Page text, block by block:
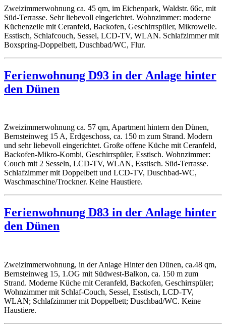
Zweizimmerwohnung ca. 45 qm, im Eichenpark, Waldstr. 66c, mit
Süd-Terrasse. Sehr liebevoll eingerichtet. Wohnzimmer: moderne
Küchenzeile mit Ceranfeld, Backofen, Geschirrspüler, Mikrowelle.
Esstisch, Schlafcouch, Sessel, LCD-TV, WLAN. Schlafzimmer mit
Boxspring-Doppelbett, Duschbad/WC, Flur.
Ferienwohnung D93 in der Anlage hinter
den Dünen
Zweizimmerwohnung ca. 57 qm, Apartment hintern den Dünen,
Bernsteinweg 15 A, Erdgeschoss, ca. 150 m zum Strand. Modern
und sehr liebevoll eingerichtet. Große offene Küche mit Ceranfeld,
Backofen-Mikro-Kombi, Geschirrspüler, Esstisch. Wohnzimmer:
Couch mit 2 Sesseln, LCD-TV, WLAN, Esstisch. Süd-Terrasse.
Schlafzimmer mit Doppelbett und LCD-TV, Duschbad-WC,
Waschmaschine/Trockner. Keine Haustiere.
Ferienwohnung D83 in der Anlage hinter
den Dünen
Zweizimmerwohnung, in der Anlage Hinter den Dünen, ca.48 qm,
Bernsteinweg 15, 1.OG mit Südwest-Balkon, ca. 150 m zum
Strand. Moderne Küche mit Ceranfeld, Backofen, Geschirrspüler;
Wohnzimmer mit Schlaf-Couch, Sessel, Esstisch, LCD-TV,
WLAN; Schlafzimmer mit Doppelbett; Duschbad/WC. Keine
Haustiere.